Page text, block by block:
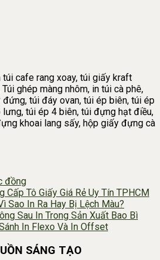
cafe rang xoay, túi giấy kraft
ghép màng nhôm, in túi cà phê,
túi đáy ovan, túi ép biên, túi ép
túi ép 4 biên, túi đựng hạt điều,
khoai lang sấy, hộp giấy đựng cà
đồng
Cấp Tô Giấy Giá Rẻ Uy Tín TPHCM
Sao In Ra Hay Bị Lệch Màu?
Sau In Trong Sản Xuất Bao Bì
In Flexo Và In Offset
SÁNG TẠO